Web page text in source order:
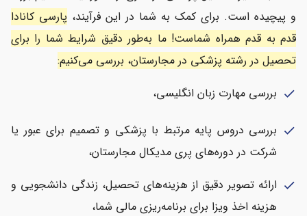
و پیچیده است. برای کمک به شما در این فرآیند، پارسی کانادا
قدم به قدم همراه شماست! ما به‌طور دقیق شرایط شما را برای
تحصیل در رشته پزشکی در مجارستان، بررسی می‌کنیم:
check بررسی مهارت زبان انگلیسی،
check بررسی دروس پایه مرتبط با پزشکی و تصمیم برای عبور یا
شرکت در دوره‌های پری مدیکال مجارستان،
check ارائه تصویر دقیق از هزینه‌های تحصیل، زندگی دانشجویی و
هزینه اخذ ویزا برای برنامه‌ریزی مالی شما،